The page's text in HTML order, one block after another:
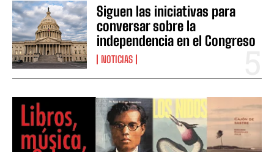
Siguen las iniciativas para
conversar sobre la
independencia en el Congreso
NOTICIAS